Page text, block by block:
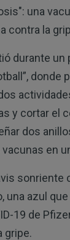
una
contra la
durante un
donde
y cortar el
dos
en
sonriente
una azul
19 de
gripe.